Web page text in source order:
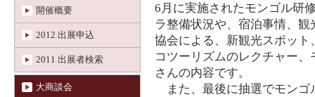
開催概要
2012 出展申込
2011 出展者検索
大商談会
6月に実施されたモンゴル研
ラ整備状況や、宿泊事情、
協会による、新観光スポッ
コツーリズムのレクチャー
さんの内容です。
また、最後に抽選でモンゴ